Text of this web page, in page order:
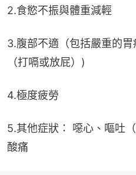
2.食慾不振與體重減輕
3.腹部不適（包括嚴重的
（打嗝或放屁）)
4.極度疲勞
5.其他症狀： 噁心、嘔吐
酸痛